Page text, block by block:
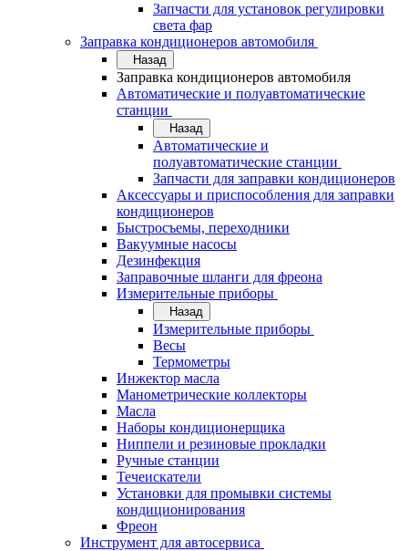
Запчасти для установок регулировки
света фар
Заправка кондиционеров автомобиля
Назад
Заправка кондиционеров автомобиля
Автоматические и полуавтоматические
станции
Назад
Автоматические и
полуавтоматические станции
Запчасти для заправки кондиционеров
Аксессуары и приспособления для заправки
кондиционеров
Быстросъемы, переходники
Вакуумные насосы
Дезинфекция
Заправочные шланги для фреона
Измерительные приборы
Назад
Измерительные приборы
Весы
Термометры
Инжектор масла
Манометрические коллекторы
Масла
Наборы кондиционерщика
Ниппели и резиновые прокладки
Ручные станции
Течеискатели
Установки для промывки системы
кондиционирования
Фреон
Инструмент для автосервиса